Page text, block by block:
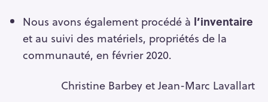
Nous avons également procédé à l’inventaire
et au suivi des matériels, propriétés de la
communauté, en février 2020.
Christine Barbey et Jean-Marc Lavallart
: